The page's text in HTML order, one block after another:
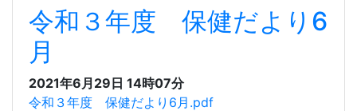
令和３年度 保健だより6
月
2021年6月29日 14時07分
令和３年度 保健だより6月.pdf